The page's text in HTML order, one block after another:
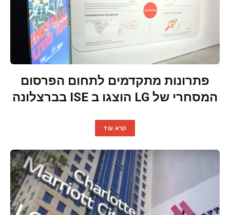
‏פתרונות מתקדמים לתחום הפרסום
המסחרי של LG הוצגו ב ISE בברצלונה
קרא עוד